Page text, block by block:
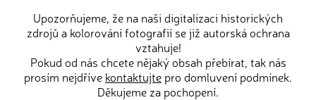
Upozorňujeme, že na naši digitalizaci historických
zdrojů a kolorování fotografií se již autorská ochrana
vztahuje!
Pokud od nás chcete nějaký obsah přebírat, tak nás
prosím nejdříve kontaktujte pro domluvení podmínek.
Děkujeme za pochopení.